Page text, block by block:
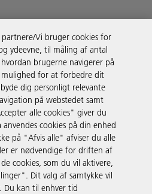
partnere/Vi bruger cookies for
ydeevne, til måling af antal
brugerne navigerer på
for at forbedre dit
dig personligt relevante
på webstedet samt
alle cookies" giver du
cookies på din enhed
på "Afvis alle" afviser du alle
er nødvendige for driften af
cookies, som du vil aktivere,
Dit valg af samtykke vil
Du kan til enhver tid